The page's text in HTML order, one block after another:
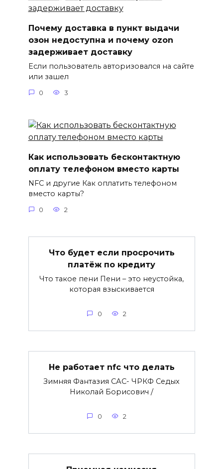
Почему доставка в пункт выдачи
озон недоступна и почему ozon
задерживает доставку
Если пользователь авторизовался на сайте
или зашел
0 3
Как использовать бесконтактную
оплату телефоном вместо карты
NFC и другие Как оплатить телефоном
вместо карты?
0 2
Что будет если просрочить
платёж по кредиту
Что такое пени Пени – это неустойка,
которая взыскивается
0 2
Не работает nfc что делать
Зимняя Фантазия САС- ЧРКФ Седых
Николай Борисович /
0 2